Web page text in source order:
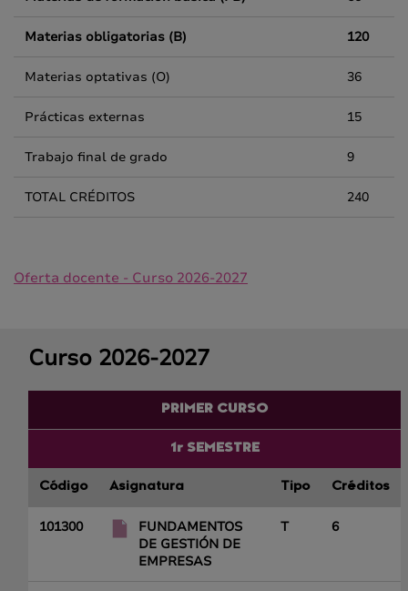
Materias obligatorias (B) 120
Materias optativas (O) 36
Prácticas externas 15
Trabajo final de grado 9
TOTAL CRÉDITOS 240
Oferta docente - Curso 2026-2027
Curso 2026-2027
PRIMER CURSO
1r SEMESTRE
Código Asignatura Tipo Créditos
101300
FUNDAMENTOS
DE GESTIÓN DE
EMPRESAS
T 6